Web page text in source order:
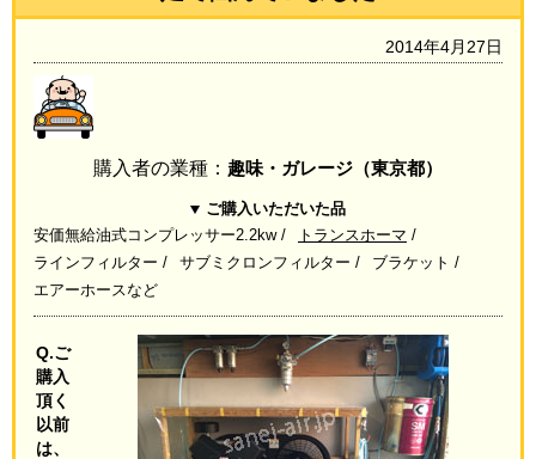
2014年4月27日
購入者の業種： 趣味・ガレージ（東京都）
ご購入いただいた品
安価無給油式コンプレッサー2.2kw
トランスホーマ
ラインフィルター
サブミクロンフィルター
ブラケット
エアーホースなど
Q.ご
購入
頂く
以前
は、